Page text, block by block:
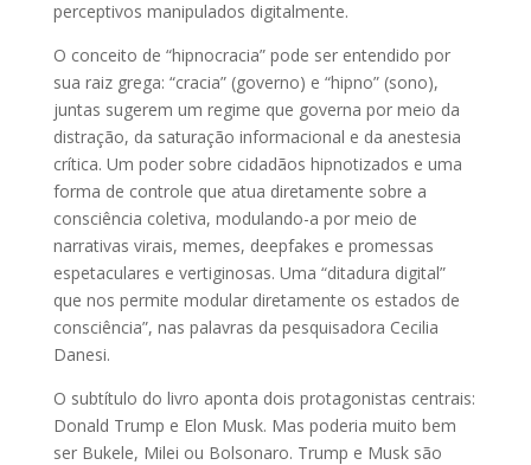
perceptivos manipulados digitalmente.
O conceito de “hipnocracia” pode ser entendido por
sua raiz grega: “cracia” (governo) e “hipno” (sono),
juntas sugerem um regime que governa por meio da
distração, da saturação informacional e da anestesia
crítica. Um poder sobre cidadãos hipnotizados e uma
forma de controle que atua diretamente sobre a
consciência coletiva, modulando-a por meio de
narrativas virais, memes, deepfakes e promessas
espetaculares e vertiginosas. Uma “ditadura digital”
que nos permite modular diretamente os estados de
consciência”, nas palavras da pesquisadora Cecilia
Danesi.
O subtítulo do livro aponta dois protagonistas centrais:
Donald Trump e Elon Musk. Mas poderia muito bem
ser Bukele, Milei ou Bolsonaro. Trump e Musk são